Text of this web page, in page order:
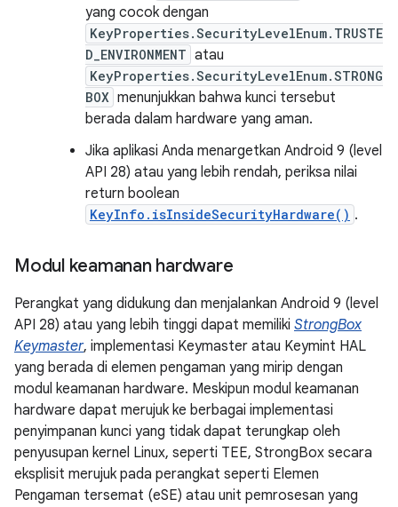
yang cocok dengan
KeyProperties.SecurityLevelEnum.TRUSTE
D_ENVIRONMENT atau
KeyProperties.SecurityLevelEnum.STRONG
BOX menunjukkan bahwa kunci tersebut
berada dalam hardware yang aman.
Jika aplikasi Anda menargetkan Android 9 (level
API 28) atau yang lebih rendah, periksa nilai
return boolean
KeyInfo.isInsideSecurityHardware() .
Modul keamanan hardware
Perangkat yang didukung dan menjalankan Android 9 (level
API 28) atau yang lebih tinggi dapat memiliki StrongBox
Keymaster, implementasi Keymaster atau Keymint HAL
yang berada di elemen pengaman yang mirip dengan
modul keamanan hardware. Meskipun modul keamanan
hardware dapat merujuk ke berbagai implementasi
penyimpanan kunci yang tidak dapat terungkap oleh
penyusupan kernel Linux, seperti TEE, StrongBox secara
eksplisit merujuk pada perangkat seperti Elemen
Pengaman tersemat (eSE) atau unit pemrosesan yang